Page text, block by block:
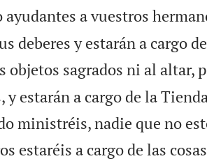
a vuestros
deberes y estarán a cargo
objetos sagrados ni al altar,
y estarán a cargo de la
ministréis, nadie que no
estaréis a cargo de las